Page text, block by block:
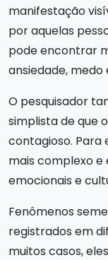
manifestação
por aquelas
pode encontrar
ansiedade, medo
O pesquisador
simplista de que
contagioso. Para
mais complexo e
emocionais e
Fenômenos
registrados em
muitos casos,